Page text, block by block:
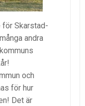
för Skarstad-
andra
och
för hur
Det är